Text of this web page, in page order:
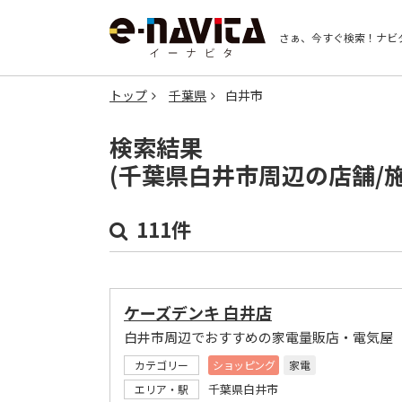
さぁ、今すぐ検索！ ナビ
トップ 千葉県 白井市
検索結果
(千葉県白井市周辺の店舗/
111件
ケーズデンキ 白井店
白井市周辺でおすすめの家電量販店・電気屋
カテゴリー ショッピング
家電
エリア・駅
千葉県白井市